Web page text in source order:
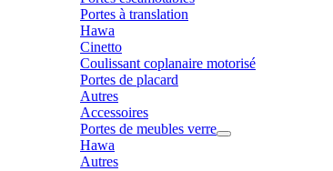
Portes à translation
Hawa
Cinetto
Coulissant coplanaire motorisé
Portes de placard
Autres
Accessoires
Portes de meubles verre
Hawa
Autres